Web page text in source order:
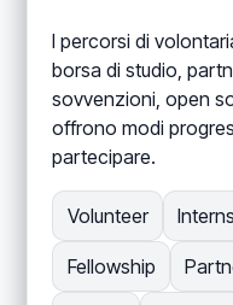
I percorsi di
borsa di studio,
sovvenzioni, open
offrono modi
partecipare.
Volunteer
Fellowship